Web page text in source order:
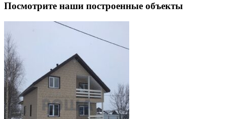
Посмотрите наши построенные объекты